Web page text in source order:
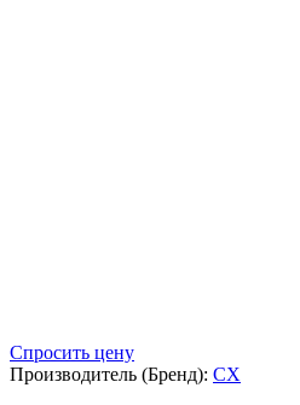
Спросить цену
Производитель (Бренд): CX